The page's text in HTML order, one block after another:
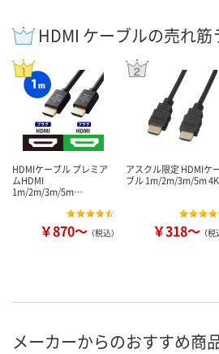
HDMI ケーブルの売れ筋
HDMIケーブル プレミア
ムHDMI
1m/2m/3m/5m…
￥870～ （税込）
アスクル限定 HDMIケ
ブル 1m/2m/3m/5m
￥318～ （税
メーカーからのおすすめ商